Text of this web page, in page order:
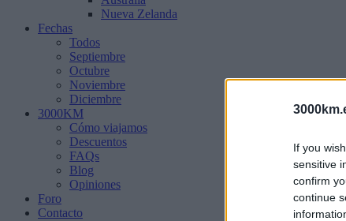
If you
sensitive
confirm
continue
Nueva Zelanda
Fechas
Todos
Septiembre
Octubre
Noviembre
Diciembre
3000KM
Cómo viajamos
Descuentos
FAQs
Blog
Opiniones
Foro
Contacto